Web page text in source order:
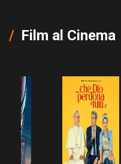
Film al Cinema